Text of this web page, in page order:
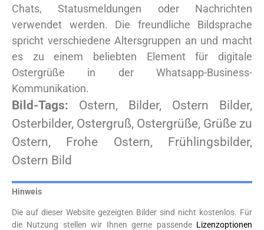
Chats, Statusmeldungen oder Nachrichten
verwendet werden. Die freundliche Bildsprache
spricht verschiedene Altersgruppen an und macht
es zu einem beliebten Element für digitale
Ostergrüße in der Whatsapp-Business-
Kommunikation.
Bild-Tags: Ostern, Bilder, Ostern Bilder,
Osterbilder, Ostergruß, Ostergrüße, Grüße zu
Ostern, Frohe Ostern, Frühlingsbilder,
Ostern Bild
Hinweis
Die auf dieser Website gezeigten Bilder sind nicht kostenlos. Für
die Nutzung stellen wir Ihnen gerne passende Lizenzoptionen